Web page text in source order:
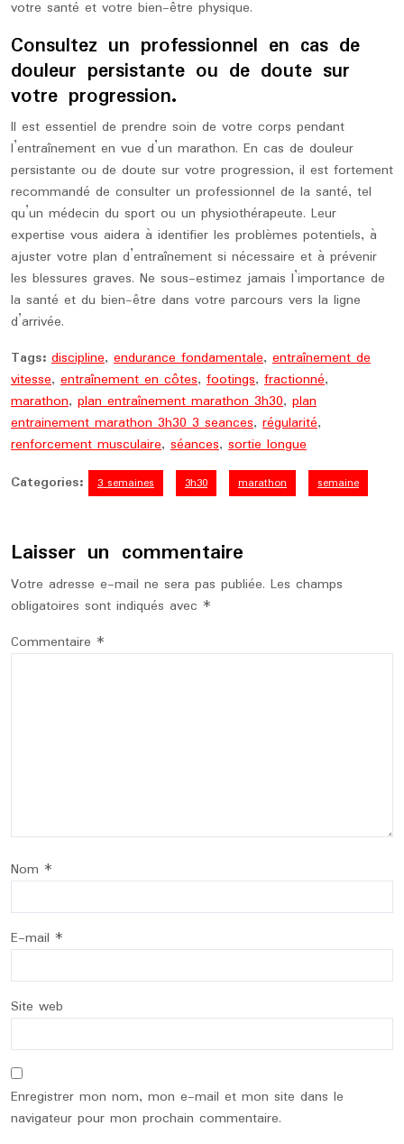
votre santé et votre bien-être physique.
Consultez un professionnel en cas de
douleur persistante ou de doute sur
votre progression.
Il est essentiel de prendre soin de votre corps pendant
l’entraînement en vue d’un marathon. En cas de douleur
persistante ou de doute sur votre progression, il est fortement
recommandé de consulter un professionnel de la santé, tel
qu’un médecin du sport ou un physiothérapeute. Leur
expertise vous aidera à identifier les problèmes potentiels, à
ajuster votre plan d’entraînement si nécessaire et à prévenir
les blessures graves. Ne sous-estimez jamais l’importance de
la santé et du bien-être dans votre parcours vers la ligne
d’arrivée.
Tags: discipline, endurance fondamentale, entraînement de
vitesse, entraînement en côtes, footings, fractionné,
marathon, plan entraînement marathon 3h30, plan
entrainement marathon 3h30 3 seances, régularité,
renforcement musculaire, séances, sortie longue
Categories:
3 semaines 3h30 marathon semaine
Laisser un commentaire
Votre adresse e-mail ne sera pas publiée. Les champs
obligatoires sont indiqués avec *
Commentaire *
Nom *
E-mail *
Site web
Enregistrer mon nom, mon e-mail et mon site dans le
navigateur pour mon prochain commentaire.